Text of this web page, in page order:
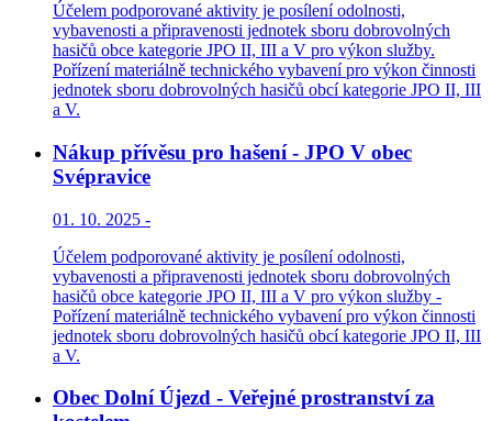
Účelem podporované aktivity je posílení odolnosti,
vybavenosti a připravenosti jednotek sboru dobrovolných
hasičů obce kategorie JPO II, III a V pro výkon služby.
Pořízení materiálně technického vybavení pro výkon činnosti
jednotek sboru dobrovolných hasičů obcí kategorie JPO II, III
a V.
Nákup přívěsu pro hašení - JPO V obec
Svépravice
01. 10. 2025 -
Účelem podporované aktivity je posílení odolnosti,
vybavenosti a připravenosti jednotek sboru dobrovolných
hasičů obce kategorie JPO II, III a V pro výkon služby -
Pořízení materiálně technického vybavení pro výkon činnosti
jednotek sboru dobrovolných hasičů obcí kategorie JPO II, III
a V.
Obec Dolní Újezd - Veřejné prostranství za